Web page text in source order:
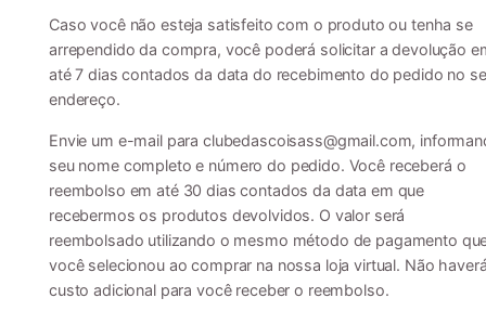
Caso você não esteja satisfeito com o produto ou tenha se
arrependido da compra, você poderá solicitar a devolução
até 7 dias contados da data do recebimento do pedido no
endereço.
Envie um e-mail para clubedascoisass@gmail.com,
seu nome completo e número do pedido. Você receberá o
reembolso em até 30 dias contados da data em que
recebermos os produtos devolvidos. O valor será
reembolsado utilizando o mesmo método de pagamento
você selecionou ao comprar na nossa loja virtual. Não
custo adicional para você receber o reembolso.